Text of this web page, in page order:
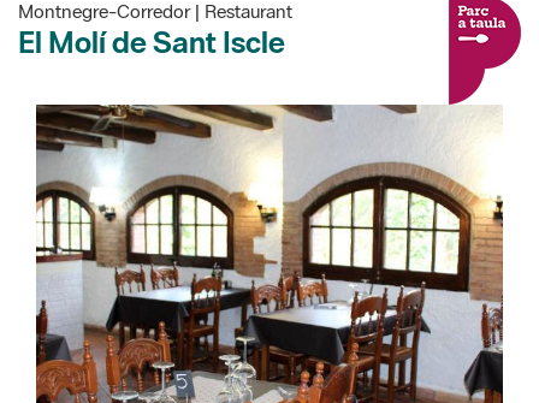
Montnegre-Corredor | Restaurant
El Molí de Sant Iscle